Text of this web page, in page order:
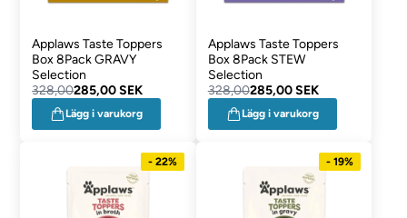
Applaws Taste Toppers
Box 8Pack GRAVY
Selection
328,00285,00 SEK
Lägg i varukorg
Applaws Taste Toppers
Box 8Pack STEW
Selection
328,00285,00 SEK
Lägg i varukorg
- 22% - 19%